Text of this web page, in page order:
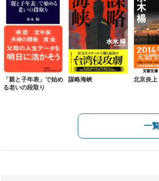
「親と子年表」で始め
る老いの段取り
謀略海峡 北京炎上
一